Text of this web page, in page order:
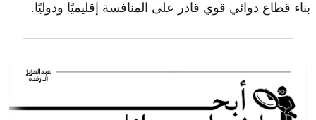
بناء قطاع دوائي قوي قادر على المنافسة إقليميًا ودوليًا.